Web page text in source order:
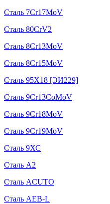
Сталь 7Cr17MoV
Сталь 80CrV2
Сталь 8Cr13MoV
Сталь 8Cr15MoV
Сталь 95Х18 [ЭИ229]
Сталь 9Cr13CoMoV
Сталь 9Cr18MoV
Сталь 9Cr19MoV
Сталь 9ХС
Сталь A2
Сталь ACUTO
Сталь AEB-L